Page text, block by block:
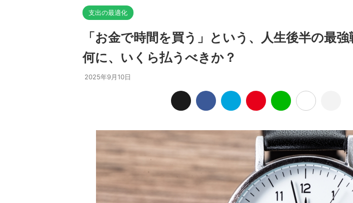
支出の最適化
「お金で時間を買う」という、人生後半の最強
何に、いくら払うべきか？
2025年9月10日